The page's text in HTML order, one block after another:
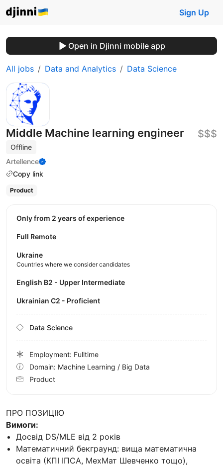
Sign Up
Open in Djinni mobile app
All jobs Data and Analytics Data Science
Middle Machine learning engineer
Offline
Artellence
Copy link
$$$
Product
ПРО ПОЗИЦІЮ
Вимоги:
Досвід DS/MLE від 2 років
Математичний бекграунд: вища математична
освіта (КПІ ІПСА, МехМат Шевченко тощо),
Only from 2 years of experience
Full Remote
Ukraine
Countries where we consider candidates
English B2 - Upper Intermediate
Ukrainian C2 - Proficient
Data Science
Employment: Fulltime
Domain: Machine Learning / Big Data
Product